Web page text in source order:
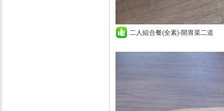
二人組合餐(全素)-開胃菜二道